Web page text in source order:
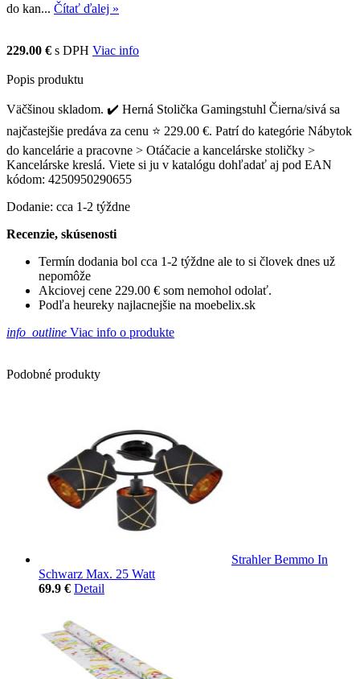
do kan... Čítať ďalej »
229.00 € s DPH Viac info
Popis produktu
Väčšinou skladom. ✔️ Herná Stolička Gamingstuhl Čierna/sivá sa
najčastejšie predáva za cenu ⭐ 229.00 €. Patrí do kategórie Nábytok
do kancelárie a pracovne > Otáčacie a kancelárske stoličky >
Kancelárske kreslá. Viete si ju v katalógu dohľadať aj pod EAN
kódom: 4250950290655
Dodanie: cca 1-2 týždne
Recenzie, skúsenosti
Termín dodania bol cca 1-2 týždne ale to si človek dnes už
nepomôže
Akciovej cene 229.00 € som nemohol odolať.
Podľa heureky najlacnejšie na moebelix.sk
info_outline Viac info o produkte
Podobné produkty
Strahler Bemmo In
Schwarz Max. 25 Watt
69.9 € Detail